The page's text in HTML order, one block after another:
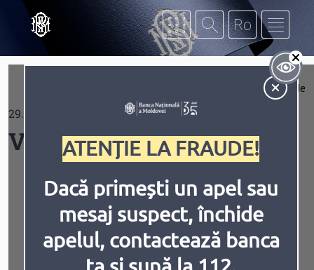
Mergi la conţinutul principal
Inversiune Animațiile
ATENȚIE LA FRAUDE!
Dacă primești un apel sau
mesaj suspect, închide
apelul, contactează banca
Extinde
29.03.2021
Videografice